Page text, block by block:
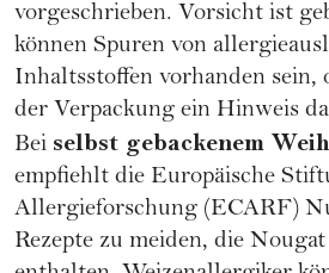
vorgeschrieben. Vorsicht ist
können Spuren von
Inhaltsstoffen vorhanden sein,
der Verpackung ein Hinweis
Bei selbst gebackenem
empfiehlt die Europäische
Allergieforschung (ECARF)
Rezepte zu meiden, die